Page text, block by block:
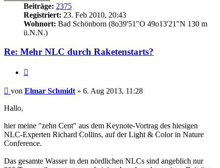
Beiträge: 2375
Registriert: 23. Feb 2010, 20:43
Wohnort: Bad Schönborn (8o39'51"O 49o13'21"N 130 m
ü.N.N.)
Re: Mehr NLC durch Raketenstarts?
Beitrag
von Elmar Schmidt » 6. Aug 2013, 11:28
Hallo,
hier meine "zehn Cent" aus dem Keynote-Vortrag des hiesigen
NLC-Experten Richard Collins, auf der Light & Color in Nature
Conference.
Das gesamte Wasser in den nördlichen NLCs sind angeblich nur